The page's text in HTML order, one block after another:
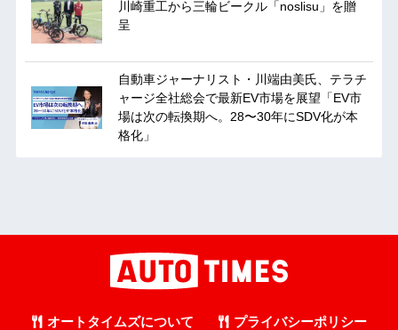
川崎重工から三輪ビークル「noslisu」を贈
呈
自動車ジャーナリスト・川端由美氏、テラチ
ャージ全社総会で最新EV市場を展望「EV市
場は次の転換期へ。28〜30年にSDV化が本
格化」
オートタイムズについて
プライバシーポリシー